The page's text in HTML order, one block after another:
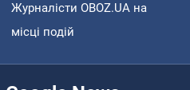
Журналісти OBOZ.UA на
місці подій